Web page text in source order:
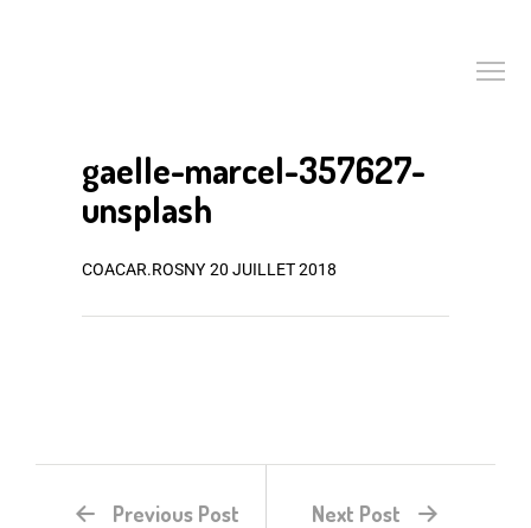
gaelle-marcel-357627-
unsplash
COACAR.ROSNY 20 JUILLET 2018
Previous Post Next Post